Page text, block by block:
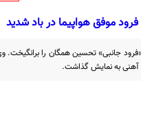
موفق هواپیما در باد شدید
جانبی» تحسین همگان را برانگیخت. وی
آهنی به نمایش گذاشت.